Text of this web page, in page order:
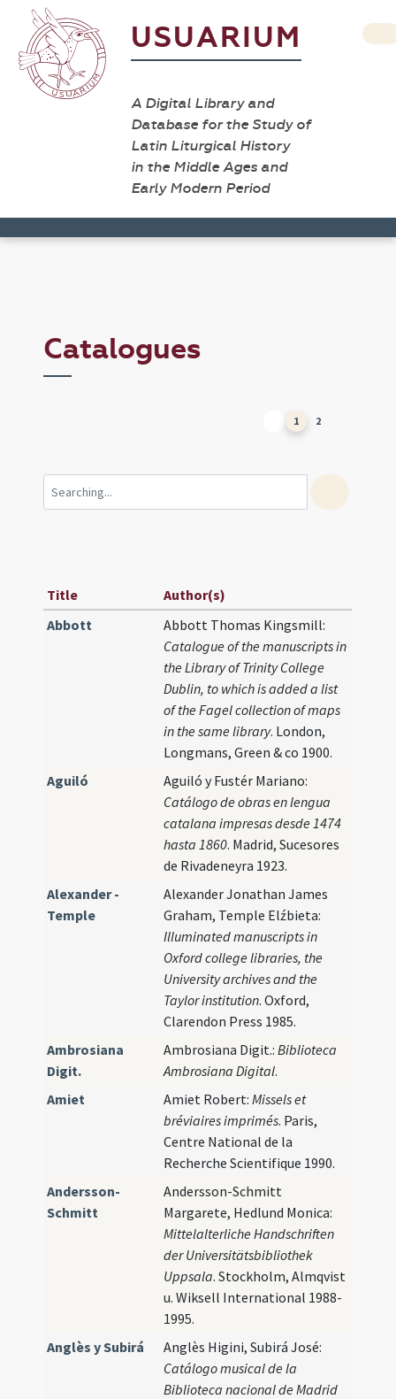
USUARIUM
A Digital Library and
Database for the Study of
Latin Liturgical History
in the Middle Ages and
Early Modern Period
Catalogues
1 2
Title
Author(s)
Abbott
Abbott Thomas Kingsmill:
Catalogue of the manuscripts in
the Library of Trinity College
Dublin, to which is added a list
of the Fagel collection of maps
in the same library. London,
Longmans, Green & co 1900.
Aguiló
Aguiló y Fustér Mariano:
Catálogo de obras en lengua
catalana impresas desde 1474
hasta 1860. Madrid, Sucesores
de Rivadeneyra 1923.
Alexander -
Temple
Alexander Jonathan James
Graham, Temple Elźbieta:
Illuminated manuscripts in
Oxford college libraries, the
University archives and the
Taylor institution. Oxford,
Clarendon Press 1985.
Ambrosiana
Digit.
Ambrosiana Digit.:Biblioteca
Ambrosiana Digital.
Amiet
Amiet Robert:Missels et
bréviaires imprimés. Paris,
Centre National de la
Recherche Scientifique 1990.
Andersson-
Schmitt
Andersson-Schmitt
Margarete, Hedlund Monica:
Mittelalterliche Handschriften
der Universitätsbibliothek
Uppsala. Stockholm, Almqvist
u. Wiksell International 1988-
1995.
Anglès y Subirá
Anglès Higini, Subirá José:
Catálogo musical de la
Biblioteca nacional de Madrid